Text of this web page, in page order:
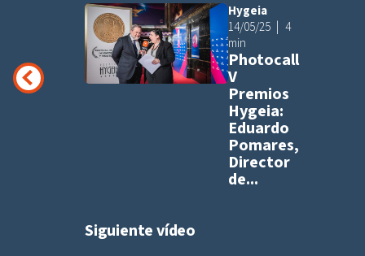
Añadir a
Hygeia
14/05/25
4
min
Photocall
V
Premios
Hygeia:
Eduardo
Pomares,
Director
de...
Siguiente vídeo